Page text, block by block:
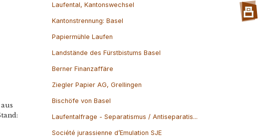
Laufental, Kantonswechsel
Kantonstrennung: Basel
Papiermühle Laufen
Landstände des Fürstbistums Basel
Berner Finanzaffäre
Ziegler Papier AG, Grellingen
Bischöfe von Basel
Laufentalfrage - Separatismus / Antiseparatis...
Société jurassienne d’Emulation SJE